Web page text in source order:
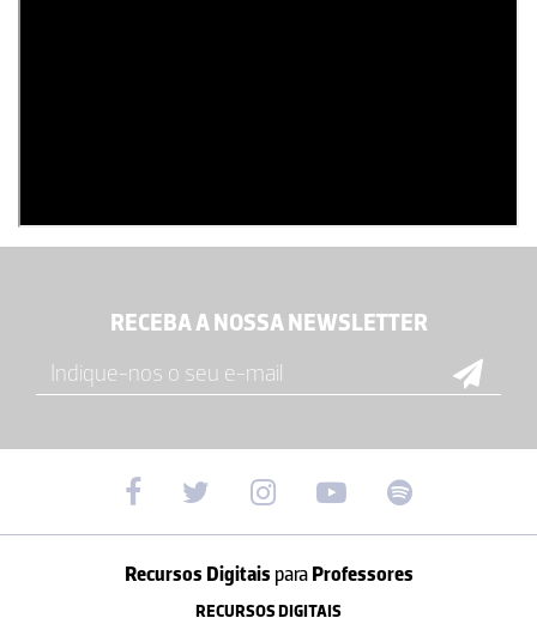
RECEBA A NOSSA NEWSLETTER
Recursos Digitais paraProfessores
RECURSOS DIGITAIS